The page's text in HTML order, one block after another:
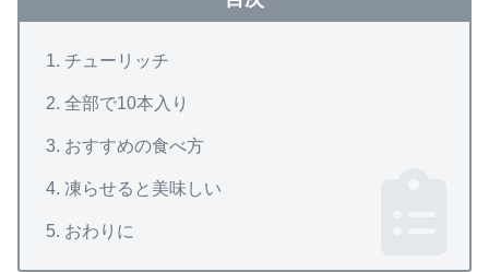
チューリッチ
全部で10本入り
おすすめの食べ方
凍らせると美味しい
おわりに